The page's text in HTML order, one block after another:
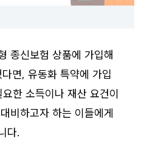
종신보험 상품에 가입해
면, 유동화 특약에 가입
한 소득이나 재산 요건이
비하고자 하는 이들에게
다.